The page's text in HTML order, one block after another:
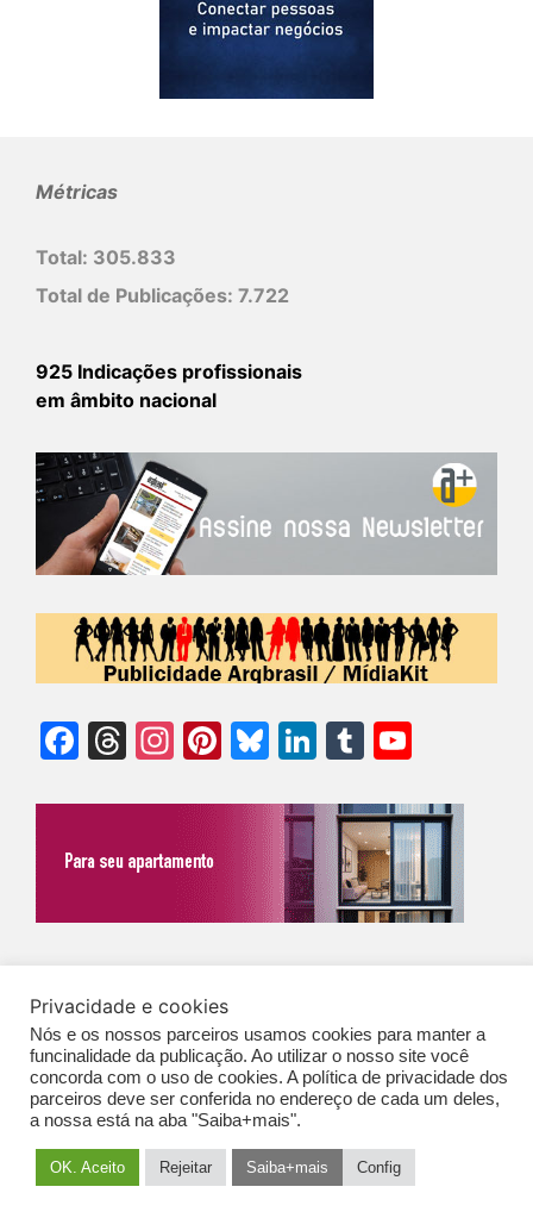
Métricas
Total: 305.833
Total de Publicações: 7.722
925 Indicações profissionais
em âmbito nacional
Facebook
Threads
Instagram
Pinterest
Bluesky
LinkedIn
Tumblr
Expediente|Contato|Newsletter
GERAIS DE PUBLICAÇÃO (CGP
Privacidade e cookies
Nós e os nossos parceiros usamos cookies para manter a
funcinalidade da publicação. Ao utilizar o nosso site você
concorda com o uso de cookies. A política de privacidade dos
parceiros deve ser conferida no endereço de cada um deles,
a nossa está na aba "Saiba+mais".
OK. Aceito Rejeitar Saiba+mais Config